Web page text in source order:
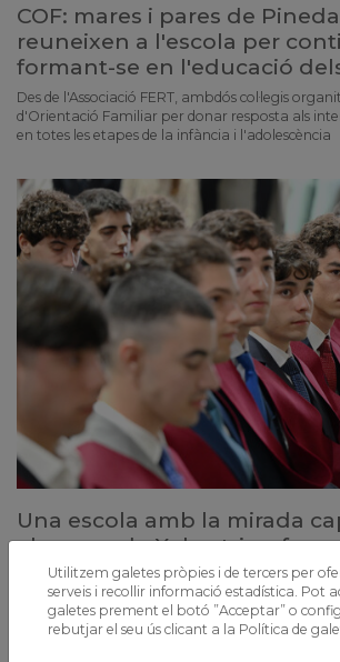
COF: mares i pares de
reuneixen a l'escola per
formant-se en l'educació
Des de l'Associació FERT, ambdós col·legis
d'Orientació Familiar per donar resposta als
en totes les etapes de la infància i l'adolescència
Una escola amb la mirada
alumnes de Xaloc triomfen
Després de conèixer la nova convocatòria del
alegria que el rànquing del 2023 ens situa entre
Catalunya
Utilitzem galetes pròpies i de tercers per
serveis i recollir informació estadística. Pot
galetes prement el botó ”Acceptar” o
rebutjar el seu ús clicant a la Política de